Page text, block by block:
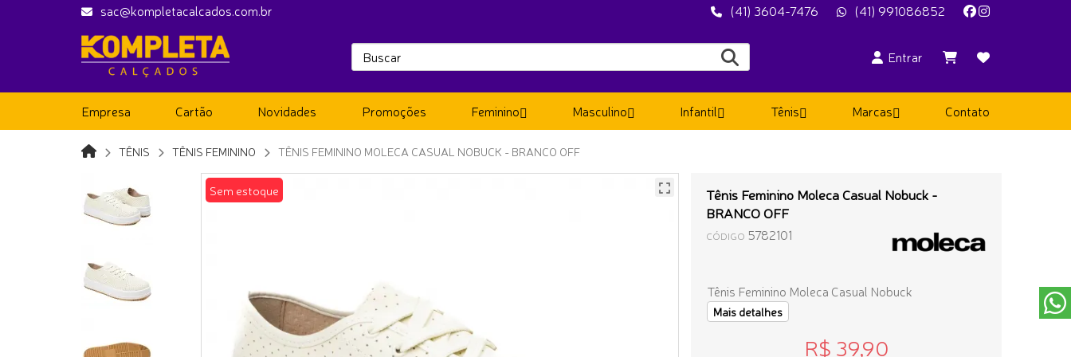
sac@kompletacalcados.com.br (41) 3604-7476 (41) 991086852
Entrar
Empresa Cartão Novidades Promoções Feminino Masculino Infantil Tênis Marcas Contato
TÊNIS TÊNIS FEMININO TÊNIS FEMININO MOLECA CASUAL NOBUCK - BRANCO OFF
Sem estoque
Tênis Feminino Moleca Casual Nobuck -
BRANCO OFF
CÓDIGO 5782101
Tênis Feminino Moleca Casual Nobuck
Mais detalhes
R$ 39,90